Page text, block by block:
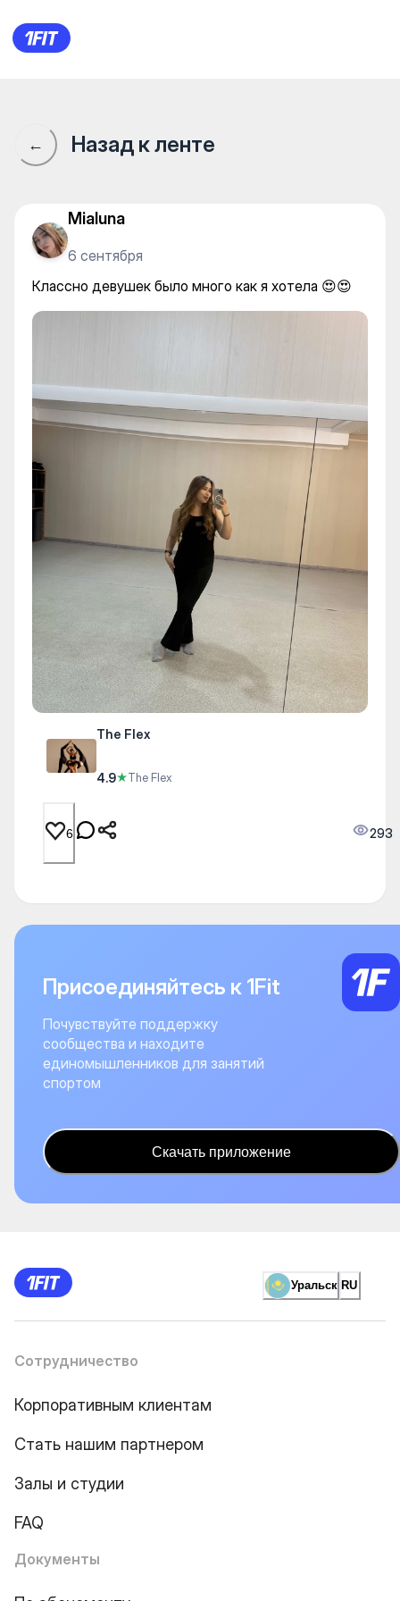
The Flex — Stretching and
← Назад к ленте
Mialuna
6 сентября
Классно девушек было много как я хотела 😍😍
The Flex
4.9★The Flex
6 293
Присоединяйтесь к 1Fit
Почувствуйте поддержку
сообщества и находите
единомышленников для занятий
спортом
Скачать приложение
Уральск RU
Сотрудничество
Корпоративным клиентам
Стать нашим партнером
Залы и студии
FAQ
Документы